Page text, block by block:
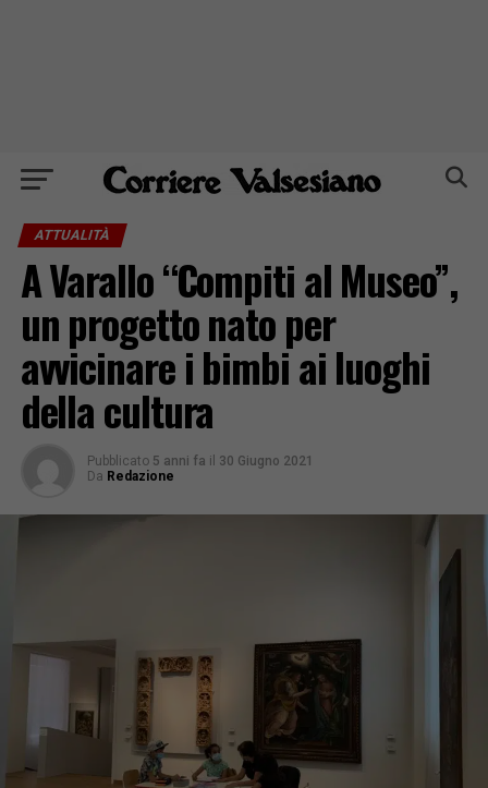
ATTUALITÀ
A Varallo “Compiti al Museo”,
un progetto nato per
avvicinare i bimbi ai luoghi
della cultura
Pubblicato 5 anni fa il 30 Giugno 2021
Da Redazione